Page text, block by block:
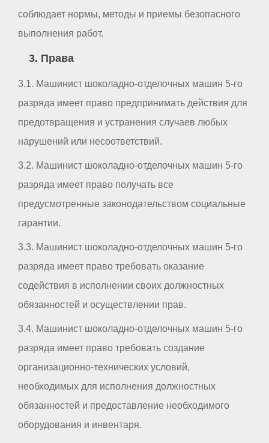
соблюдает нормы, методы и приемы безопасного
выполнения работ.
3. Права
3.1. Машинист шоколадно-отделочных машин 5-го
разряда имеет право предпринимать действия для
предотвращения и устранения случаев любых
нарушений или несоответствий.
3.2. Машинист шоколадно-отделочных машин 5-го
разряда имеет право получать все
предусмотренные законодательством социальные
гарантии.
3.3. Машинист шоколадно-отделочных машин 5-го
разряда имеет право требовать оказание
содействия в исполнении своих должностных
обязанностей и осуществлении прав.
3.4. Машинист шоколадно-отделочных машин 5-го
разряда имеет право требовать создание
организационно-технических условий,
необходимых для исполнения должностных
обязанностей и предоставление необходимого
оборудования и инвентаря.